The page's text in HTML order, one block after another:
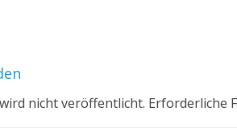
nicht veröffentlicht. Erforderliche